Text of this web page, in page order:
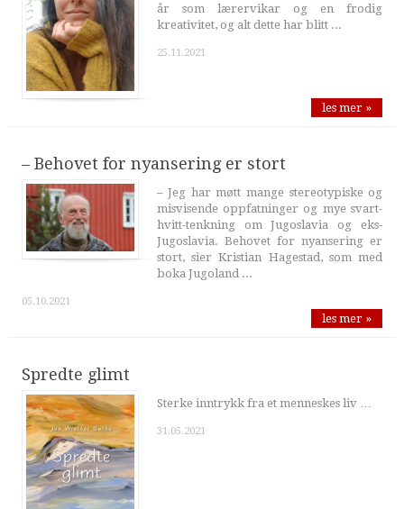
år som lærervikar og en frodig
kreativitet, og alt dette har blitt ...
25.11.2021
les mer »
– Behovet for nyansering er stort
– Jeg har møtt mange stereotypiske og
misvisende oppfatninger og mye svart-
hvitt-tenkning om Jugoslavia og eks-
Jugoslavia. Behovet for nyansering er
stort, sier Kristian Hagestad, som med
boka Jugoland ...
05.10.2021
les mer »
Spredte glimt
Sterke inntrykk fra et menneskes liv …
31.05.2021